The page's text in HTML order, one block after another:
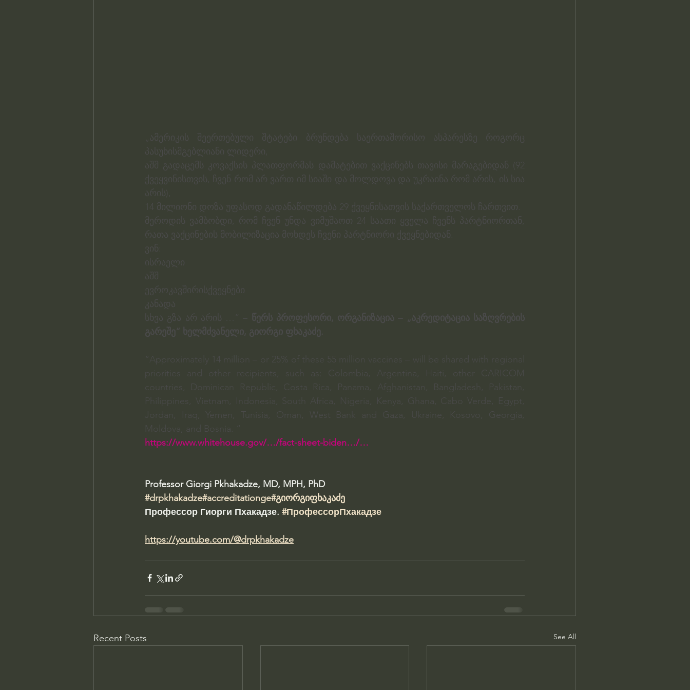
„ამერიკის შეერთებული შტატები ბრუნდება საერთაშორისო ასპარესზე როგორც
პასუხისმგებლიანი ლიდერი,
აშშ გადაცემს კოვაქსის პლათფორმას დამატებით ვაქცინებს თავისი მარაგებიდან (92
ქვეყვინისთვის, ჩვენ რომ არ ვართ იმ სიაში და მოლდოვა და უკრაინა რომ არის, ის სია
არის),
14 მილიონი დოზა უფასოდ გადანაწილდება 29 ქვეყნისათვის საქართველოს ჩართვით.
მეროდის ვამბობდი, რომ ჩვენ უნდა ვიმუშაოთ 24 საათი ყველა ჩვენს პარტნიორთან,
რათა ვაქცინების მობილიზაცია მოხდეს ჩვენი პარტნიორი ქვეყნებიდან.
ვინ:
ისრაელი
აშშ
ევროკავშირისქვეყნები
კანადა
სხვა გზა არ არის …“ –
წერს პროფესორი, ორგანიზაცია – „აკრედიტაცია საზღვრების
გარეშე“ ხელმძვანელი, გიორგი ფხაკაძე.
“Approximately 14 million – or 25% of these 55 million vaccines – will be shared with regional
priorities and other recipients, such as: Colombia, Argentina, Haiti, other CARICOM
countries, Dominican Republic, Costa Rica, Panama, Afghanistan, Bangladesh, Pakistan,
Philippines, Vietnam, Indonesia, South Africa, Nigeria, Kenya, Ghana, Cabo Verde, Egypt,
Jordan, Iraq, Yemen, Tunisia, Oman, West Bank and Gaza, Ukraine, Kosovo, Georgia,
Moldova, and Bosnia. “
https://www.whitehouse.gov/…/fact-sheet-biden…/…
Professor Giorgi Pkhakadze, MD, MPH, PhD
#drpkhakadze#accreditationge#გიორგიფხაკაძე
Профессор Гиорги Пхакадзе. #ПрофессорПхакадзе
https://youtube.com/@drpkhakadze
Recent Posts See All